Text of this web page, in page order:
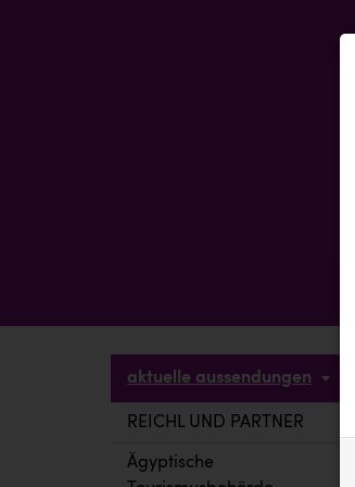
aktuelle aussendungen
REICHL UND PARTNER
Ägyptische